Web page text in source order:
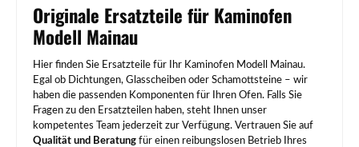
Originale Ersatzteile für Kaminofen
Modell Mainau
Hier finden Sie Ersatzteile für Ihr Kaminofen Modell Mainau.
Egal ob Dichtungen, Glasscheiben oder Schamottsteine – wir
haben die passenden Komponenten für Ihren Ofen. Falls Sie
Fragen zu den Ersatzteilen haben, steht Ihnen unser
kompetentes Team jederzeit zur Verfügung. Vertrauen Sie auf
Qualität und Beratung für einen reibungslosen Betrieb Ihres